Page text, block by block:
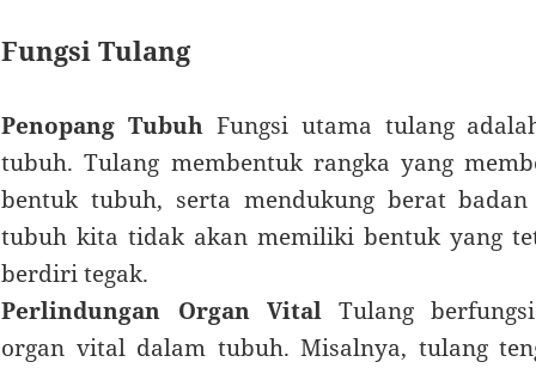
Fungsi Tulang
Penopang Tubuh Fungsi utama tulang
tubuh. Tulang membentuk rangka yang
bentuk tubuh, serta mendukung berat
tubuh kita tidak akan memiliki bentuk yang
berdiri tegak.
Perlindungan Organ VitalTulang
organ vital dalam tubuh. Misalnya, tulang